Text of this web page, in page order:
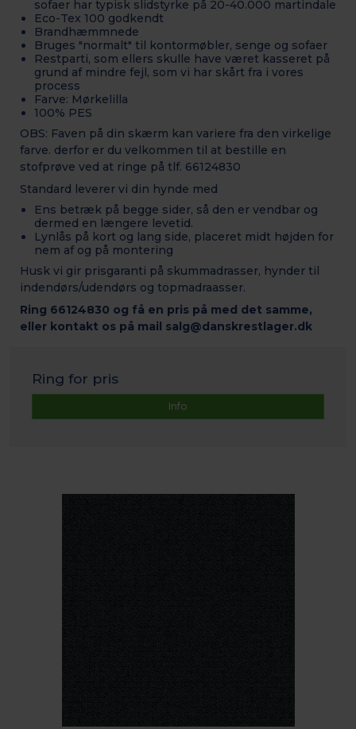
sofaer har typisk slidstyrke på 20-40.000 martindale
Eco-Tex 100 godkendt
Brandhæmmnede
Bruges "normalt" til kontormøbler, senge og sofaer
Restparti, som ellers skulle have været kasseret på
grund af mindre fejl, som vi har skårt fra i vores
process
Farve: Mørkelilla
100% PES
OBS: Faven på din skærm kan variere fra den virkelige
farve. derfor er du velkommen til at bestille en
stofprøve ved at ringe på tlf. 66124830
Standard leverer vi din hynde med
Ens betræk på begge sider, så den er vendbar og
dermed en længere levetid.
Lynlås på kort og lang side, placeret midt højden for
nem af og på montering
Husk vi gir prisgaranti på skummadrasser, hynder til
indendørs/udendørs og topmadraasser.
Ring 66124830 og få en pris på med det samme,
eller kontakt os på mail salg@danskrestlager.dk
Ring for pris
Info